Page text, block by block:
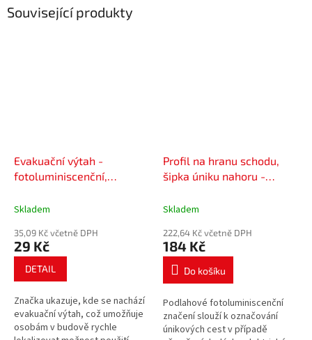
Související produkty
Evakuační výtah -
fotoluminiscenční,
Skladem
35,09 Kč včetně DPH
29 Kč
DETAIL
Značka ukazuje, kde se nachází
evakuační výtah, což umožňuje
osobám v budově rychle
Profil na hranu schodu,
šipka úniku nahoru -
cm, hliník
Skladem
222,64 Kč včetně DPH
184 Kč
Do košíku
Podlahové fotoluminiscenční
značení slouží k označování
únikových cest v případě